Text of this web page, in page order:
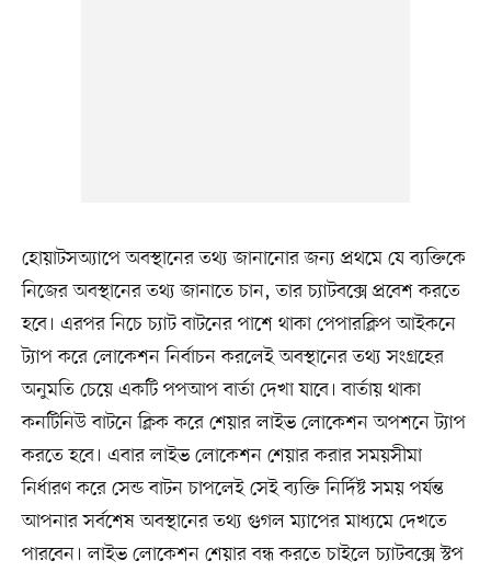
হোয়াটসঅ্যাপে অবস্থানের তথ্য জানানোর জন্য প্রথমে যে ব্যক্তিকে
নিজের অবস্থানের তথ্য জানাতে চান, তার চ্যাটবক্সে প্রবেশ করতে
হবে। এরপর নিচে চ্যাট বাটনের পাশে থাকা পেপারক্লিপ আইকনে
ট্যাপ করে লোকেশন নির্বাচন করলেই অবস্থানের তথ্য সংগ্রহের
অনুমতি চেয়ে একটি পপআপ বার্তা দেখা যাবে। বার্তায় থাকা
কনটিনিউ বাটনে ক্লিক করে শেয়ার লাইভ লোকেশন অপশনে ট্যাপ
করতে হবে। এবার লাইভ লোকেশন শেয়ার করার সময়সীমা
নির্ধারণ করে সেন্ড বাটন চাপলেই সেই ব্যক্তি নির্দিষ্ট সময় পর্যন্ত
আপনার সর্বশেষ অবস্থানের তথ্য গুগল ম্যাপের মাধ্যমে দেখতে
পারবেন। লাইভ লোকেশন শেয়ার বন্ধ করতে চাইলে চ্যাটবক্সে স্টপ